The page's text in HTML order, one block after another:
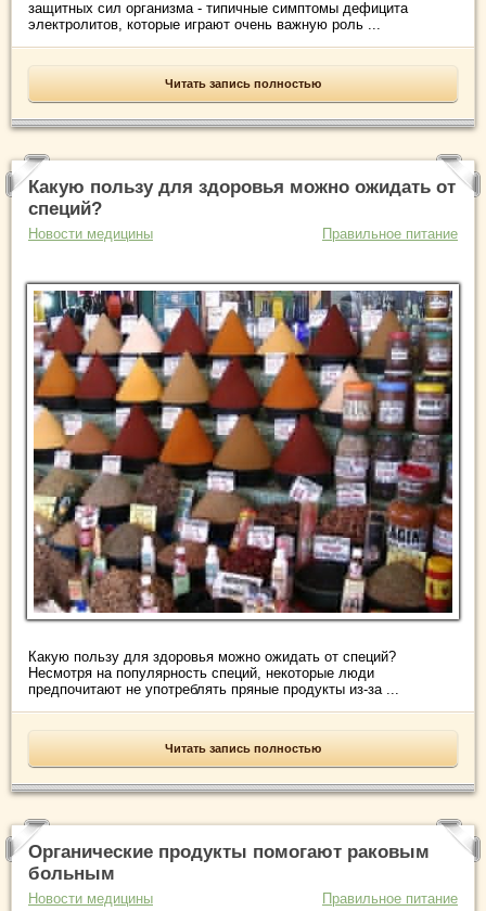
защитных сил организма - типичные симптомы дефицита
электролитов, которые играют очень важную роль ...
Читать запись полностью
Какую пользу для здоровья можно ожидать от
специй?
Новости медицины Правильное питание
Какую пользу для здоровья можно ожидать от специй?
Несмотря на популярность специй, некоторые люди
предпочитают не употреблять пряные продукты из-за ...
Читать запись полностью
Органические продукты помогают раковым
больным
Новости медицины Правильное питание